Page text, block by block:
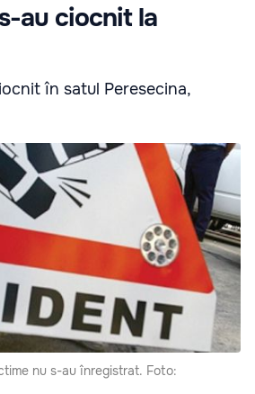
au ciocnit la
în satul Peresecina,
nu s-au înregistrat. Foto: